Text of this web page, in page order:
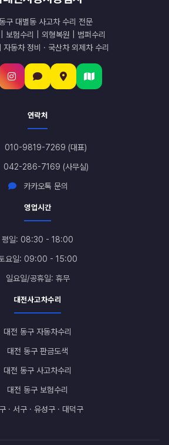
구 대별동 사고차 수리 전문
보험수리 | 외형복원 | 범퍼수리
자동차 정비 · 국산차 외제차 수리
연락처
010-9819-7269 (대표)
042-286-7169 (사무실)
카카오톡 문의
영업시간
평일: 08:30 - 18:00
요일: 09:00 - 15:00
일요일/공휴일: 휴무
대전사고차수리
대전 동구 자동차수리
대전 동구 판금도색
대전 동구 사고차수리
대전 동구 보험수리
· 서구 · 유성구 · 대덕구